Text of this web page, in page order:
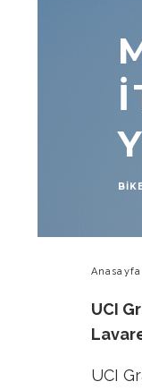
Anasayfa
UCI
UCI